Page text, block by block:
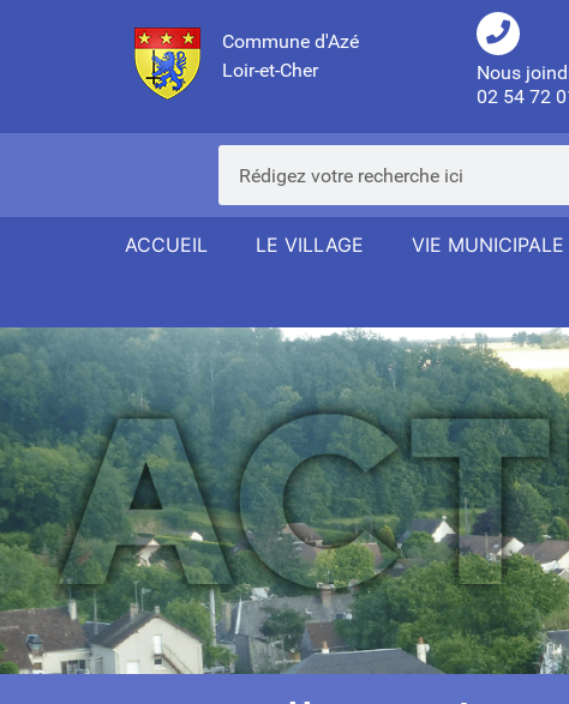
Commune d'Azé
Loir-et-Cher
Nous
02 54 72
ACCUEIL LE VILLAGE VIE MUNICIPALE